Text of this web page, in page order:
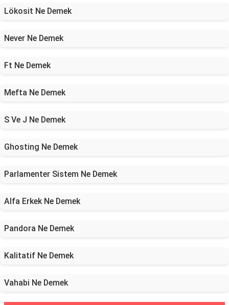
Lökosit Ne Demek
Never Ne Demek
Ft Ne Demek
Mefta Ne Demek
S Ve J Ne Demek
Ghosting Ne Demek
Parlamenter Sistem Ne Demek
Alfa Erkek Ne Demek
Pandora Ne Demek
Kalitatif Ne Demek
Vahabi Ne Demek